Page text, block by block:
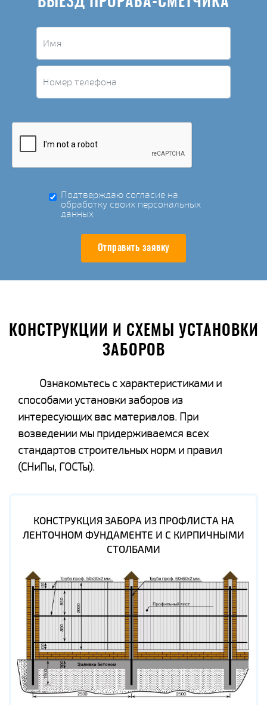
Подтверждаю согласие на
обработку своих персональных
данных
Отправить заявку
КОНСТРУКЦИИ И СХЕМЫ УСТАНОВКИ
ЗАБОРОВ
Ознакомьтесь с характеристиками и
способами установки заборов из
интересующих вас материалов. При
возведении мы придерживаемся всех
стандартов строительных норм и правил
(СНиПы, ГОСТы).
КОНСТРУКЦИЯ ЗАБОРА ИЗ ПРОФЛИСТА НА
ЛЕНТОЧНОМ ФУНДАМЕНТЕ И С КИРПИЧНЫМИ
СТОЛБАМИ